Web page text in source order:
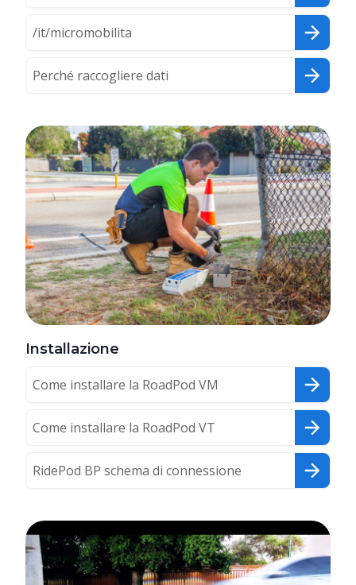
/it/micromobilita
Perché raccogliere dati
Installazione
Come installare la RoadPod VM
Come installare la RoadPod VT
RidePod BP schema di connessione